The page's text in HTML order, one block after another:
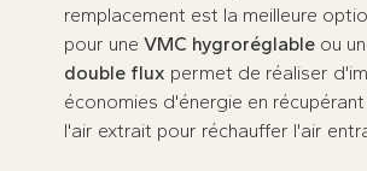
remplacement est la meilleure
pour une VMC hygroréglableou
double flux permet de réaliser
économies d'énergie en
l'air extrait pour réchauffer l'air